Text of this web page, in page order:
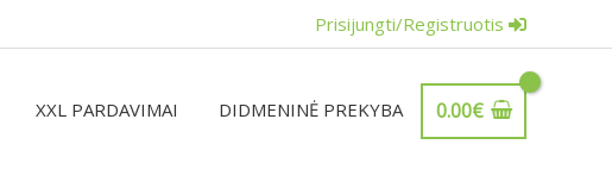
Prisijungti/Registruotis
XXL PARDAVIMAI DIDMENINĖ PREKYBA 0.00€